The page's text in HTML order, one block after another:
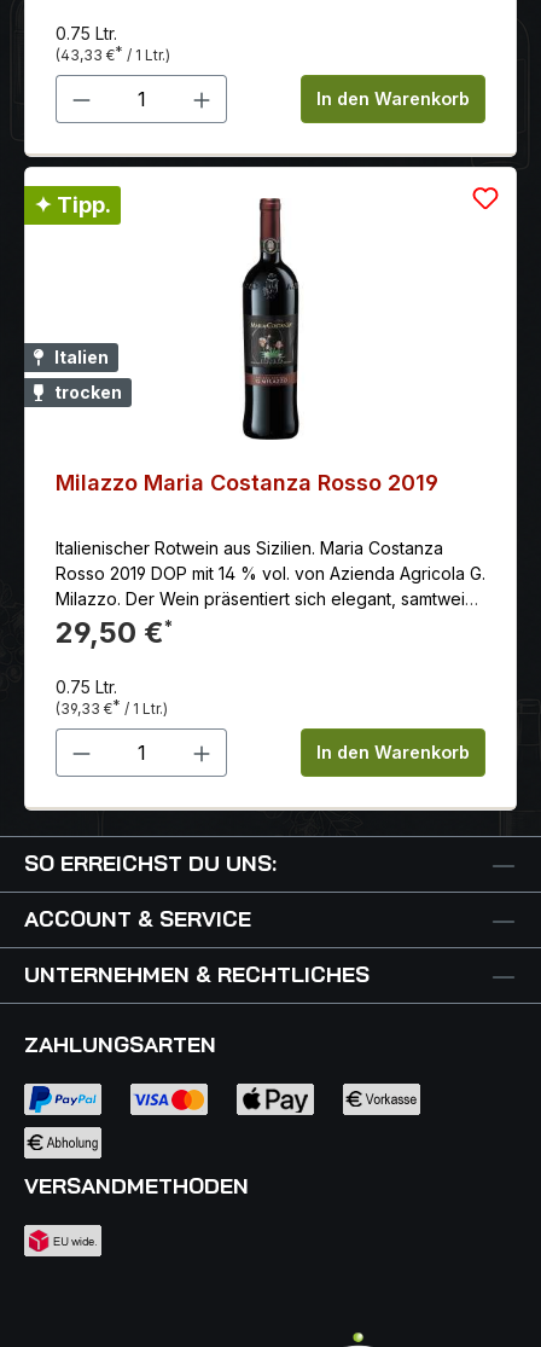
0.75 Ltr.
(43,33 €* / 1 Ltr.)
Produkt Anzahl: Gib denIn den Warenkorb
✦ Tipp.
Italien
trocken
Milazzo Maria Costanza Rosso 2019
Italienischer Rotwein aus Sizilien. Maria Costanza
Rosso 2019 DOP mit 14 % vol. von Azienda Agricola G.
Milazzo. Der Wein präsentiert sich elegant, samtweich
mit delikaten Eindrücken. Er verfügt über eine gute,
stabile Struktur und harmonische Säure, die den
29,50 €*
0.75 Ltr.
(39,33 €* / 1 Ltr.)
Produkt Anzahl: Gib denIn den Warenkorb
SO ERREICHST DU UNS:
ACCOUNT & SERVICE
UNTERNEHMEN & RECHTLICHES
ZAHLUNGSARTEN
VERSANDMETHODEN